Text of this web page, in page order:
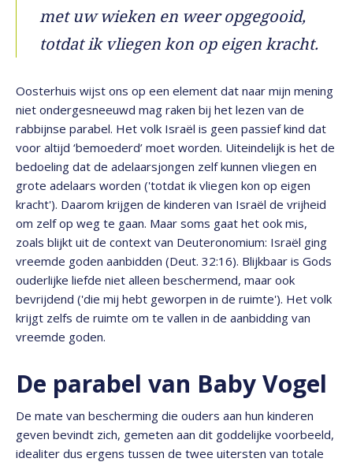
met uw wieken en weer opgegooid,
totdat ik vliegen kon op eigen kracht.
Oosterhuis wijst ons op een element dat naar mijn mening
niet ondergesneeuwd mag raken bij het lezen van de
rabbijnse parabel. Het volk Israël is geen passief kind dat
voor altijd ‘bemoederd’ moet worden. Uiteindelijk is het de
bedoeling dat de adelaarsjongen zelf kunnen vliegen en
grote adelaars worden ('totdat ik vliegen kon op eigen
kracht'). Daarom krijgen de kinderen van Israël de vrijheid
om zelf op weg te gaan. Maar soms gaat het ook mis,
zoals blijkt uit de context van Deuteronomium: Israël ging
vreemde goden aanbidden (Deut. 32:16). Blijkbaar is Gods
ouderlijke liefde niet alleen beschermend, maar ook
bevrijdend ('die mij hebt geworpen in de ruimte'). Het volk
krijgt zelfs de ruimte om te vallen in de aanbidding van
vreemde goden.
De parabel van Baby Vogel
De mate van bescherming die ouders aan hun kinderen
geven bevindt zich, gemeten aan dit goddelijke voorbeeld,
idealiter dus ergens tussen de twee uitersten van totale